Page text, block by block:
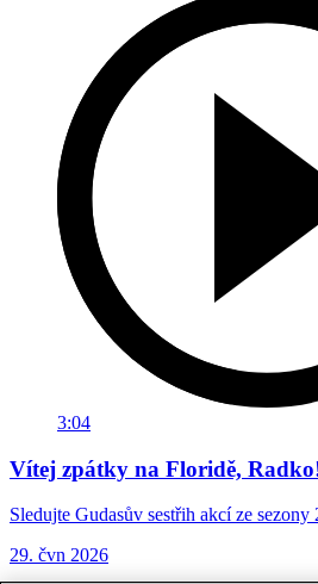
3:04
Vítej zpátky na Floridě,
Sledujte Gudasův sestřih akcí ze sezony
29. čvn 2026